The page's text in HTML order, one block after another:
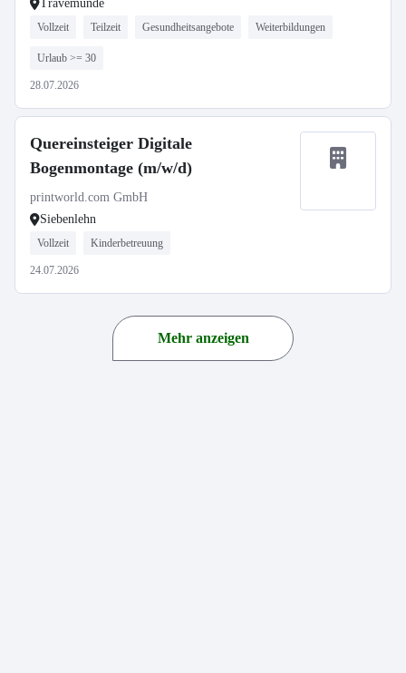
Travemünde
Vollzeit Teilzeit Gesundheitsangebote Weiterbildungen
Urlaub >= 30
28.07.2026
Quereinsteiger Digitale
Bogenmontage (m/w/d)
printworld.com GmbH
Siebenlehn
Vollzeit Kinderbetreuung
24.07.2026
Mehr anzeigen